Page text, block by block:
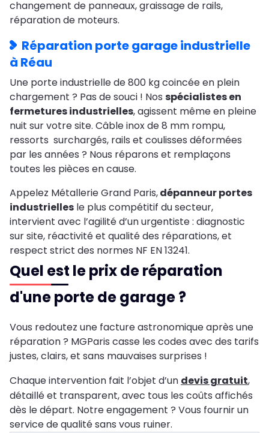
changement de panneaux, graissage de rails,
réparation de moteurs.
Réparation porte garage industrielle
à Réau
Une porte industrielle de 800 kg coincée en plein
chargement ? Pas de souci ! Nos spécialistes en
fermetures industrielles, agissent même en pleine
nuit sur votre site. Câble inox de 8 mm rompu,
ressorts surchargés, rails et coulisses déformées
par les années ? Nous réparons et remplaçons
toutes les pièces en cause.
Appelez Métallerie Grand Paris,dépanneur portes
industrielles le plus compétitif du secteur,
intervient avec l’agilité d’un urgentiste : diagnostic
sur site, réactivité et qualité des réparations, et
respect strict des normes NF EN 13241.
Quel est le prix de réparation
d'une porte de garage ?
Vous redoutez une facture astronomique après une
réparation ? MGParis casse les codes avec des tarifs
justes, clairs, et sans mauvaises surprises !
Chaque intervention fait l’objet d’un devis gratuit,
détaillé et transparent, avec tous les coûts affichés
dès le départ. Notre engagement ? Vous fournir un
service de qualité sans vous ruiner.